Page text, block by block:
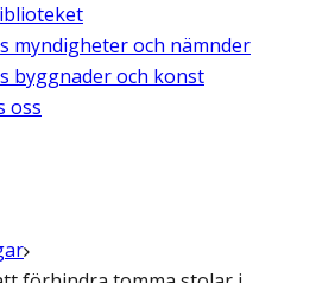
myndigheter och nämnder
byggnader och konst
oss